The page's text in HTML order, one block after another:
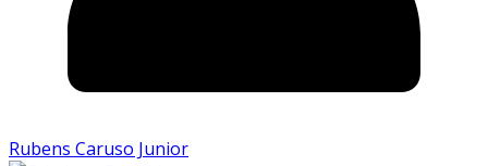
Rubens Caruso Junior